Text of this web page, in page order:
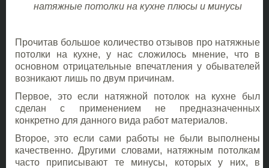
натяжные потолки на кухне плюсы и минусы
Прочитав большое количество отзывов про натяжные
потолки на кухне, у нас сложилось мнение, что в
основном отрицательные впечатления у обывателей
возникают лишь по двум причинам.
Первое, это если натяжной потолок на кухне был
сделан с применением не предназначенных
конкретно для данного вида работ материалов.
Второе, это если сами работы не были выполнены
качественно. Другими словами, натяжным потолкам
часто приписывают те минусы, которых у них, в